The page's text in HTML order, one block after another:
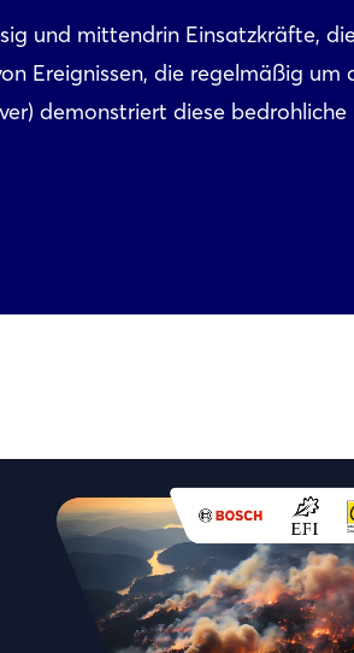
und mittendrin Einsatzkräfte,
Ereignissen, die regelmäßig um
demonstriert diese